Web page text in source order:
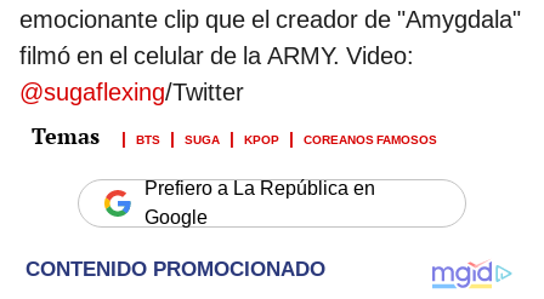
emocionante clip que el creador de "Amygdala"
filmó en el celular de la ARMY. Video:
@sugaflexing/Twitter
BTS SUGA KPOP COREANOS FAMOSOS
Prefiero a La República en
Google